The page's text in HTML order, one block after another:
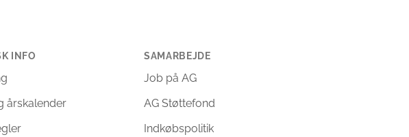
INFO
årskalender
SAMARBEJDE
Job på AG
AG Støttefond
Indkøbspolitik